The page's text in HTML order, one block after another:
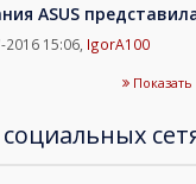
ASUS
2016 15:06, IgorA100
социальных